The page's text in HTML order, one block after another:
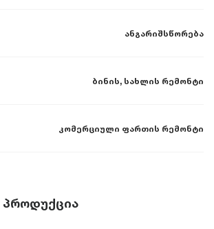
ანგარიშსწორება
ბინის, სახლის რემონტი
კომერციული ფართის რემონტი
პროდუქცია